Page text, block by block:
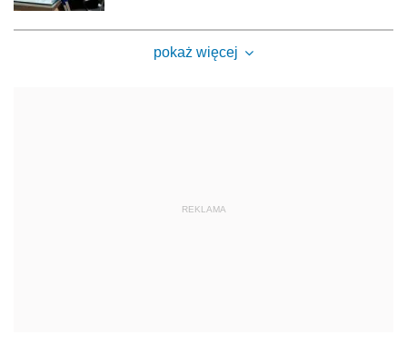
pokaż więcej
REKLAMA